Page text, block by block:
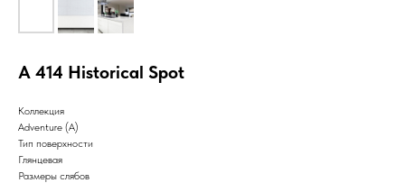
A 414 Historical Spot
Коллекция
Adventure (A)
Тип поверхности
Глянцевая
Размеры слябов